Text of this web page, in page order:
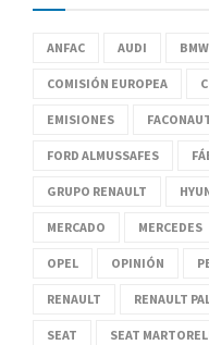
ANFAC AUDI BMW
COMISIÓN EUROPEA
EMISIONES
FORD ALMUSSAFES
GRUPO RENAULT
MERCADO MERCEDES
OPEL OPINIÓN
RENAULT RENAULT
SEAT SEAT